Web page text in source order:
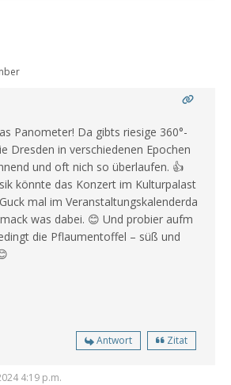
Panometer! Da gibts riesige 360°-
Dresden in verschiedenen Epochen
und oft nich so überlaufen. 👍
könnte das Konzert im Kulturpalast
mal im Veranstaltungskalenderda
was dabei. 😊 Und probier aufm
die Pflaumentoffel – süß und
Antwort Zitat
4:19 p.m.